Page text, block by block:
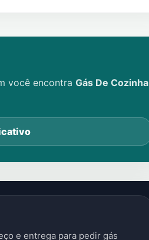
você encontra Gás De Cozinha
e entrega para pedir gás